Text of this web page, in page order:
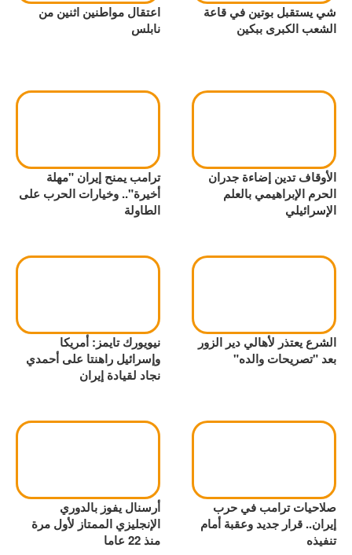
شي يستقبل بوتين في قاعة
الشعب الكبرى ببكين
اعتقال مواطنين اثنين من
نابلس
الأوقاف تدين إضاءة جدران
الحرم الإبراهيمي بالعلم
الإسرائيلي
ترامب يمنح إيران "مهلة
أخيرة".. وخيارات الحرب على
الطاولة
الشرع يعتذر لأهالي دير الزور
بعد "تصريحات والده"
نيويورك تايمز: أمريكا
وإسرائيل راهنتا على أحمدي
نجاد لقيادة إيران
صلاحيات ترامب في حرب
إيران.. قرار جديد وعقبة أمام
تنفيذه
أرسنال يفوز بالدوري
الإنجليزي الممتاز لأول مرة
منذ 22 عاما